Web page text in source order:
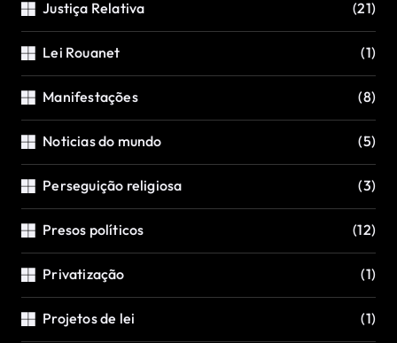
Justiça Relativa (21)
Lei Rouanet (1)
Manifestações (8)
Noticias do mundo (5)
Perseguição religiosa (3)
Presos políticos (12)
Privatização (1)
Projetos de lei (1)